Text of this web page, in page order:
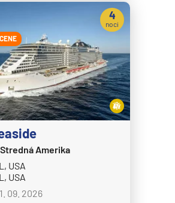
Line
Amsterdam
Statendam
Amerika
USA
USA
09. 2026
4
noci